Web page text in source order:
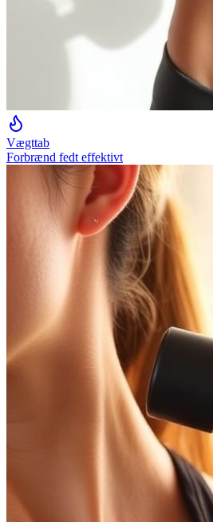
Vægttab
Forbrænd fedt effektivt